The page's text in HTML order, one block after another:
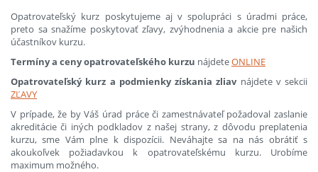
Opatrovateľský kurz poskytujeme aj v spolupráci s úradmi práce,
preto sa snažíme poskytovať zľavy, zvýhodnenia a akcie pre našich
účastníkov kurzu.
Termíny a ceny opatrovateľského kurzu nájdeteONLINE
Opatrovateľský kurz a podmienky získania zliavnájdete v sekcii
ZĽAVY
V prípade, že by Váš úrad práce či zamestnávateľ požadoval zaslanie
akreditácie či iných podkladov z našej strany, z dôvodu preplatenia
kurzu, sme Vám plne k dispozícii. Neváhajte sa na nás obrátiť s
akoukoľvek požiadavkou k opatrovateľskému kurzu. Urobíme
maximum možného.